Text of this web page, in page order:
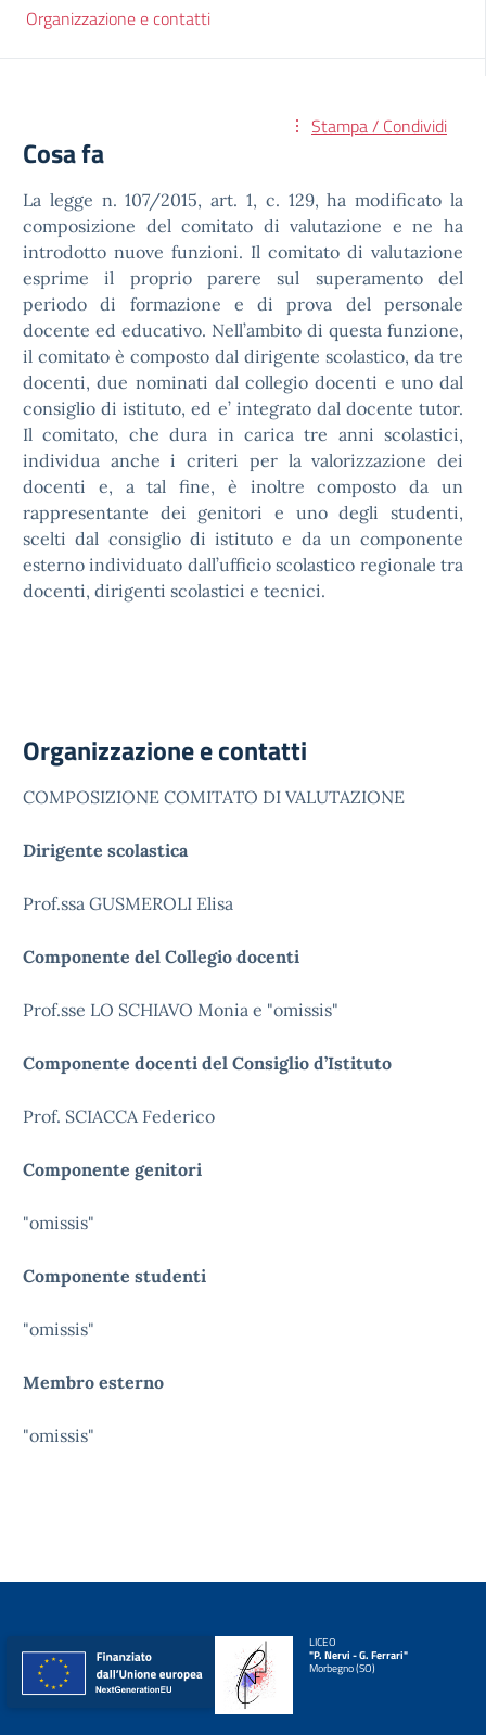
Organizzazione e contatti
Stampa / Condividi
Cosa fa
La legge n. 107/2015, art. 1, c. 129, ha modificato la
composizione del comitato di valutazione e ne ha
introdotto nuove funzioni. Il comitato di valutazione
esprime il proprio parere sul superamento del
periodo di formazione e di prova del personale
docente ed educativo. Nell’ambito di questa funzione,
il comitato è composto dal dirigente scolastico, da tre
docenti, due nominati dal collegio docenti e uno dal
consiglio di istituto, ed e’ integrato dal docente tutor.
Il comitato, che dura in carica tre anni scolastici,
individua anche i criteri per la valorizzazione dei
docenti e, a tal fine, è inoltre composto da un
rappresentante dei genitori e uno degli studenti,
scelti dal consiglio di istituto e da un componente
esterno individuato dall’ufficio scolastico regionale tra
docenti, dirigenti scolastici e tecnici.
Organizzazione e contatti
COMPOSIZIONE COMITATO DI VALUTAZIONE
Dirigente scolastica
Prof.ssa GUSMEROLI Elisa
Componente del Collegio docenti
Prof.sse LO SCHIAVO Monia e "omissis"
Componente docenti del Consiglio d’Istituto
Prof. SCIACCA Federico
Componente genitori
"omissis"
Componente studenti
"omissis"
Membro esterno
"omissis"
LICEO
"P. Nervi - G. Ferrari"
Morbegno (SO)